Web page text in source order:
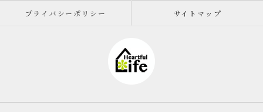
プライバシーポリシー サイトマップ